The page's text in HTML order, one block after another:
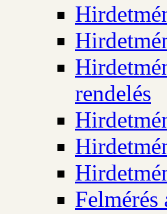
rendelés
Felmérés